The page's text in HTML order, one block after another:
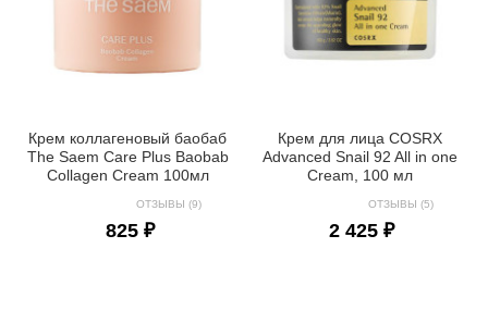
Крем коллагеновый баобаб
The Saem Care Plus Baobab
Collagen Cream 100мл
ОТЗЫВЫ (9)
825 ₽
Крем для лица COSRX
Advanced Snail 92 All in one
Cream, 100 мл
ОТЗЫВЫ (5)
2 425 ₽